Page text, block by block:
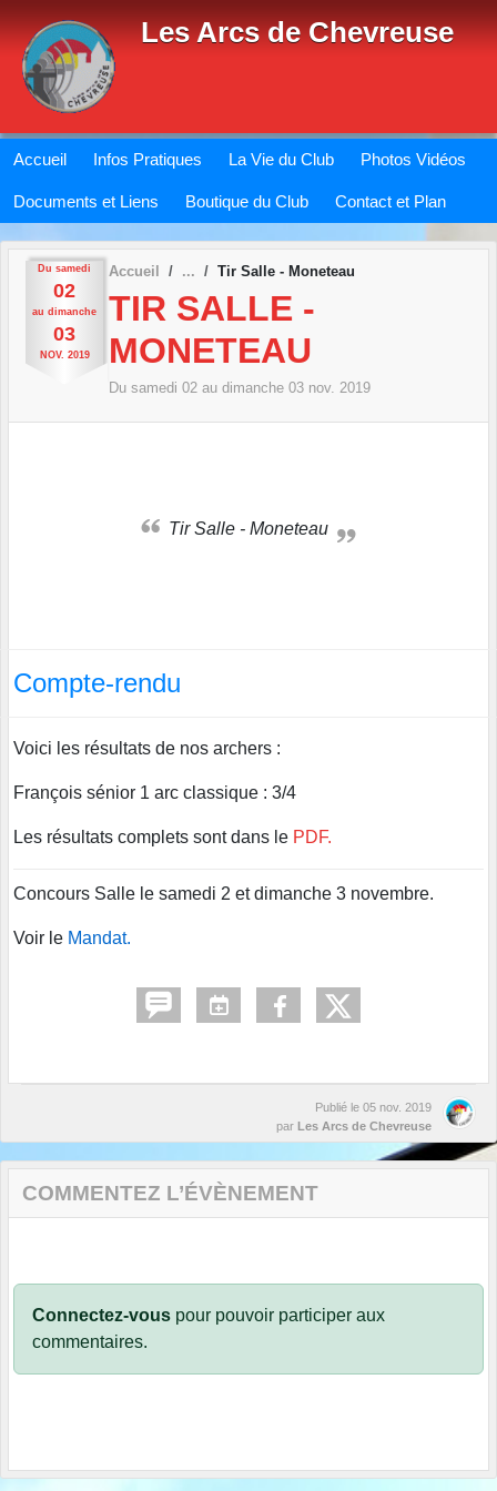
Les Arcs de Chevreuse
Accueil Infos Pratiques La Vie du Club Photos Vidéos
Documents et Liens Boutique du Club Contact et Plan
Du samedi
02
au dimanche
03
NOV. 2019
Accueil Tir Salle - Moneteau
TIR SALLE -
MONETEAU
Du samedi 02 au dimanche 03 nov. 2019
Tir Salle - Moneteau
Compte-rendu
Voici les résultats de nos archers :
François sénior 1 arc classique : 3/4
Les résultats complets sont dans le PDF.
Concours Salle le samedi 2 et dimanche 3 novembre.
Voir le Mandat.
Publié le 05 nov. 2019
par Les Arcs de Chevreuse
COMMENTEZ L’ÉVÈNEMENT
Connectez-vous pour pouvoir participer aux
commentaires.